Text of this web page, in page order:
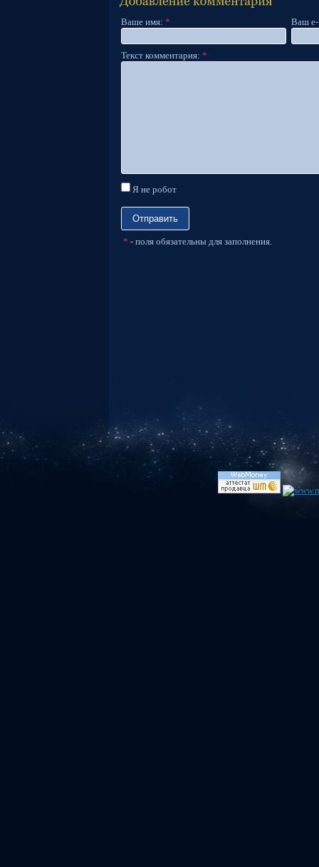
Ваше имя: * Ваш
Текст комментария: *
Я не робот
* - поля обязательны для заполнения.